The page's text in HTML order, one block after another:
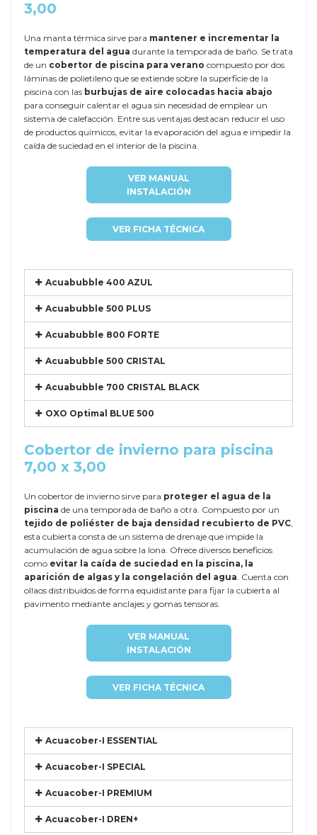
3,00
Una manta térmica sirve para mantener e incrementar la
temperatura del agua durante la temporada de baño. Se trata
de un cobertor de piscina para verano compuesto por dos
láminas de polietileno que se extiende sobre la superficie de la
piscina con las burbujas de aire colocadas hacia abajo
para conseguir calentar el agua sin necesidad de emplear un
sistema de calefacción. Entre sus ventajas destacan reducir el uso
de productos químicos, evitar la evaporación del agua e impedir la
caída de suciedad en el interior de la piscina.
VER MANUAL
INSTALACIÓN
VER FICHA TÉCNICA
Acuabubble 400 AZUL
Acuabubble 500 PLUS
Acuabubble 800 FORTE
Acuabubble 500 CRISTAL
Acuabubble 700 CRISTAL BLACK
OXO Optimal BLUE 500
Cobertor de invierno para piscina
7,00 x 3,00
Un cobertor de invierno sirve para proteger el agua de la
piscina de una temporada de baño a otra. Compuesto por un
tejido de poliéster de baja densidad recubierto de PVC,
esta cubierta consta de un sistema de drenaje que impide la
acumulación de agua sobre la lona. Ofrece diversos beneficios
como evitar la caída de suciedad en la piscina, la
aparición de algas y la congelación del agua. Cuenta con
ollaos distribuidos de forma equidistante para fijar la cubierta al
pavimento mediante anclajes y gomas tensoras.
VER MANUAL
INSTALACIÓN
VER FICHA TÉCNICA
Acuacober-I ESSENTIAL
Acuacober-I SPECIAL
Acuacober-I PREMIUM
Acuacober-I DREN+